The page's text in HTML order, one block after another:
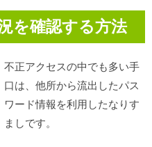
を確認する方法
不正アクセスの中でも多い手
口は、他所から流出したパス
ワード情報を利用したなりす
ましです。